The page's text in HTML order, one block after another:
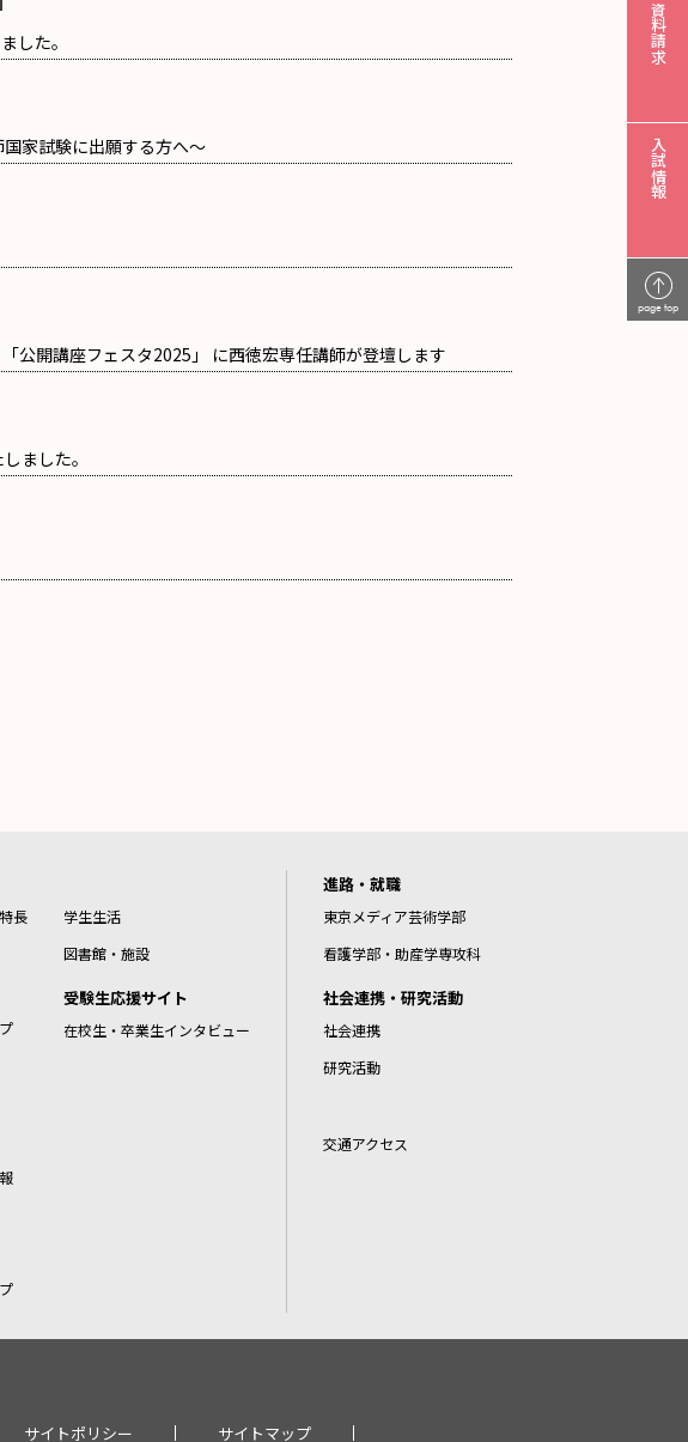
資料請求
入試情報
page top
した。
家試験に出願する方へ～
公開講座フェスタ2025」 に西徳宏専任講師が登壇します
ました。
長
学生生活
図書館・施設
受験生応援サイト
在校生・卒業生インタビュー
進路・就職
東京メディア芸術学部
看護学部・助産学専攻科
社会連携・研究活動
社会連携
研究活動
交通アクセス
サイトポリシー サイトマップ